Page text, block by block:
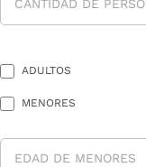
ADULTOS
MENORES